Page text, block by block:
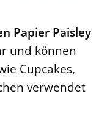
Papier Paisley
und können
Cupcakes,
verwendet